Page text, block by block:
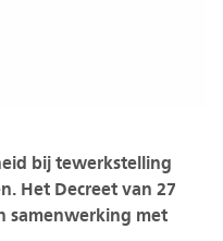
bij tewerkstelling
Het Decreet van 27
samenwerking met